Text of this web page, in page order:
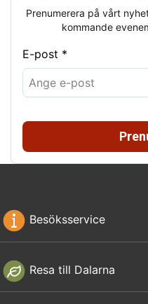
Prenumerera på vårt
kommande
E-post *
Besöksservice
Resa till Dalarna